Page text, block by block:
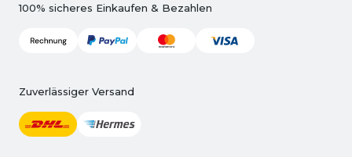
100% sicheres Einkaufen & Bezahlen
Zuverlässiger Versand